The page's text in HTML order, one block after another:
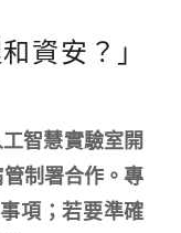
資安？」
智慧實驗室開
制署合作。專
項；若要準確